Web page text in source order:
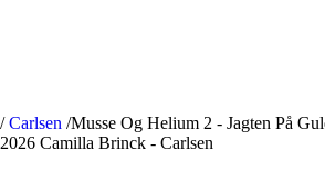
/ Carlsen /Musse Og Helium 2 - Jagten På
2026 Camilla Brinck - Carlsen